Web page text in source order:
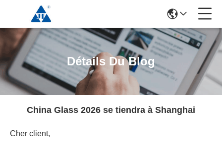
Détails Du Blog
China Glass 2026 se tiendra à Shanghai
Cher client,